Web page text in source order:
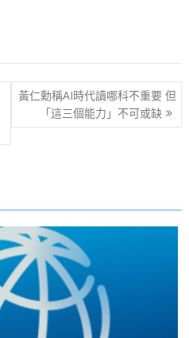
黃仁勳稱AI時代讀哪科不重要 但
「這三個能力」不可或缺